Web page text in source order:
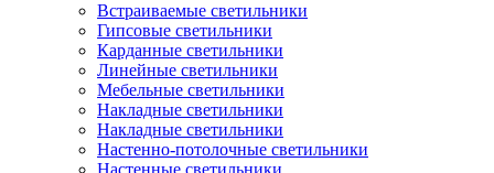
Встраиваемые светильники
Гипсовые светильники
Карданные светильники
Линейные светильники
Мебельные светильники
Накладные светильники
Накладные светильники
Настенно-потолочные светильники
Настенные светильники